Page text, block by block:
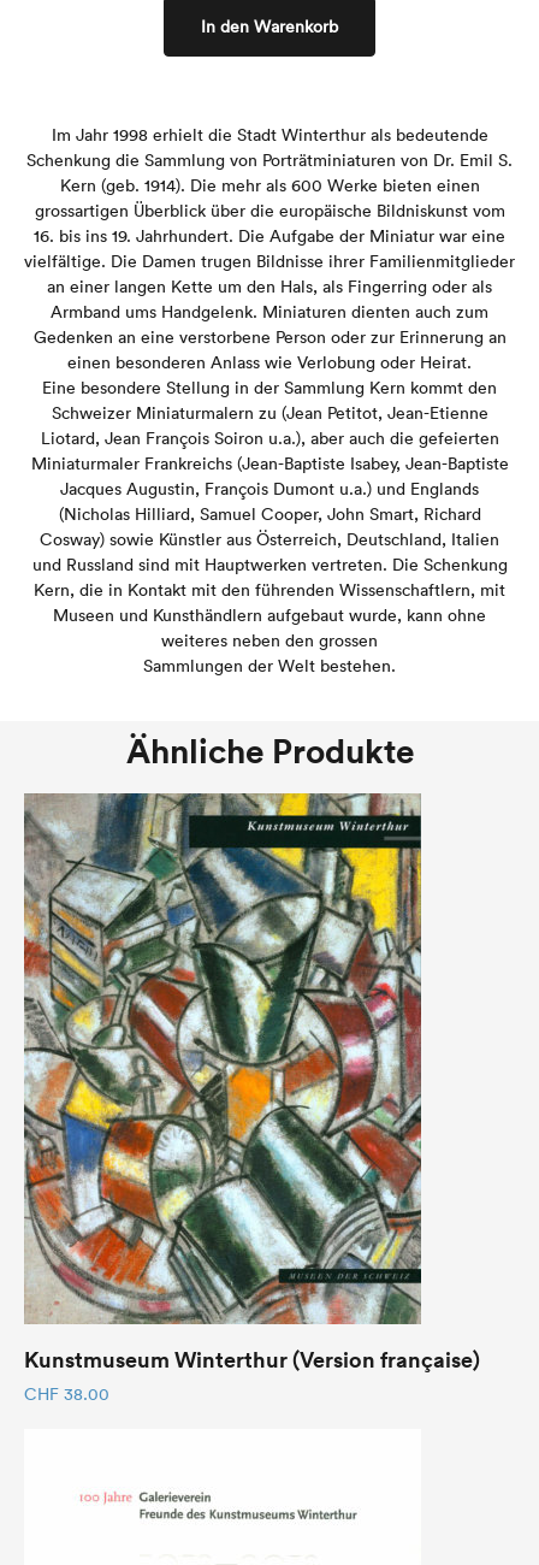
In den Warenkorb
Im Jahr 1998 erhielt die Stadt Winterthur als bedeutende
Schenkung die Sammlung von Porträtminiaturen von Dr. Emil S.
Kern (geb. 1914). Die mehr als 600 Werke bieten einen
grossartigen Überblick über die europäische Bildniskunst vom
16. bis ins 19. Jahrhundert. Die Aufgabe der Miniatur war eine
vielfältige. Die Damen trugen Bildnisse ihrer Familienmitglieder
an einer langen Kette um den Hals, als Fingerring oder als
Armband ums Handgelenk. Miniaturen dienten auch zum
Gedenken an eine verstorbene Person oder zur Erinnerung an
einen besonderen Anlass wie Verlobung oder Heirat.
Eine besondere Stellung in der Sammlung Kern kommt den
Schweizer Miniaturmalern zu (Jean Petitot, Jean-Etienne
Liotard, Jean François Soiron u.a.), aber auch die gefeierten
Miniaturmaler Frankreichs (Jean-Baptiste Isabey, Jean-Baptiste
Jacques Augustin, François Dumont u.a.) und Englands
(Nicholas Hilliard, Samuel Cooper, John Smart, Richard
Cosway) sowie Künstler aus Österreich, Deutschland, Italien
und Russland sind mit Hauptwerken vertreten. Die Schenkung
Kern, die in Kontakt mit den führenden Wissenschaftlern, mit
Museen und Kunsthändlern aufgebaut wurde, kann ohne
weiteres neben den grossen
Sammlungen der Welt bestehen.
Ähnliche Produkte
Kunstmuseum Winterthur (Version française)
CHF 38.00